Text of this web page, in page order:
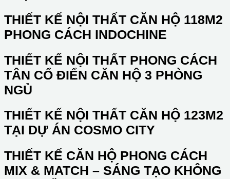
THIẾT KẾ NỘI THẤT CĂN HỘ 118M2
PHONG CÁCH INDOCHINE
THIẾT KẾ NỘI THẤT PHONG CÁCH
TÂN CỔ ĐIỂN CĂN HỘ 3 PHÒNG
NGỦ
THIẾT KẾ NỘI THẤT CĂN HỘ 123M2
TẠI DỰ ÁN COSMO CITY
THIẾT KẾ CĂN HỘ PHONG CÁCH
MIX & MATCH – SÁNG TẠO KHÔNG